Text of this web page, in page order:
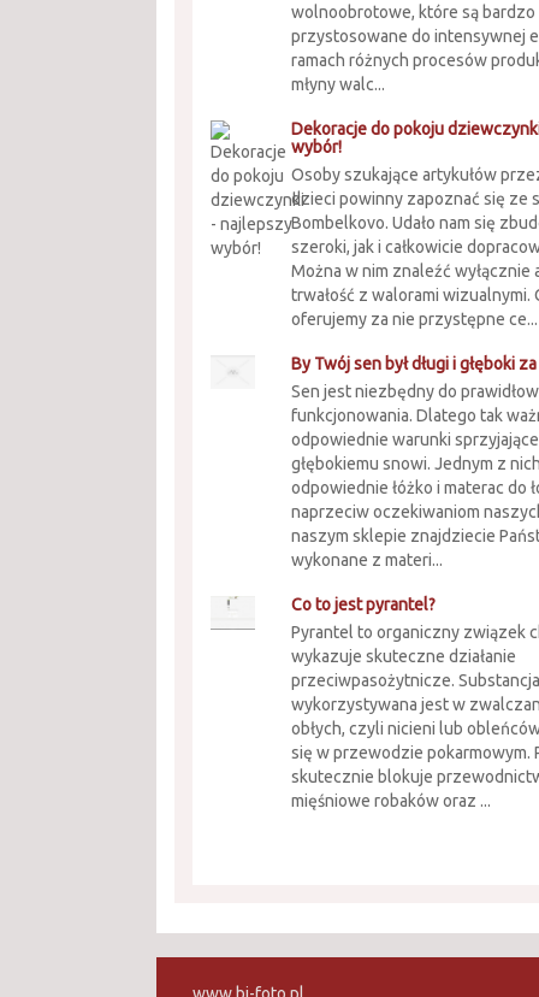
wolnoobrotowe, które są bardzo
przystosowane do intensywnej
ramach różnych procesów
młyny walc...
Dekoracje do pokoju
wybór!
Osoby szukające artykułów
dzieci powinny zapoznać się ze
Bombelkovo. Udało nam się
szeroki, jak i całkowicie
Można w nim znaleźć wyłącznie
trwałość z walorami wizualnymi.
oferujemy za nie przystępne ce...
By Twój sen był długi i głęboki
Sen jest niezbędny do
funkcjonowania. Dlatego tak
odpowiednie warunki
głębokiemu snowi. Jednym z
odpowiednie łóżko i materac do
naprzeciw oczekiwaniom
naszym sklepie znajdziecie
wykonane z materi...
Co to jest pyrantel?
Pyrantel to organiczny związek
wykazuje skuteczne działanie
przeciwpasożytnicze.
wykorzystywana jest w
obłych, czyli nicieni lub
się w przewodzie pokarmowym.
skutecznie blokuje
mięśniowe robaków oraz ...